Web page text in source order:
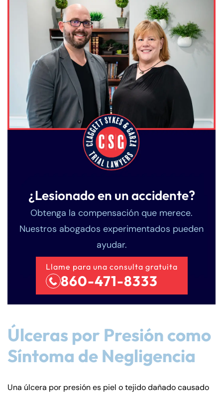
¿Lesionado en un accidente?
Obtenga la compensación que merece.
Nuestros abogados experimentados pueden
ayudar.
Llame para una consulta gratuita
860-471-8333
Úlceras por Presión como
Síntoma de Negligencia
Una úlcera por presión es piel o tejido dañado causado